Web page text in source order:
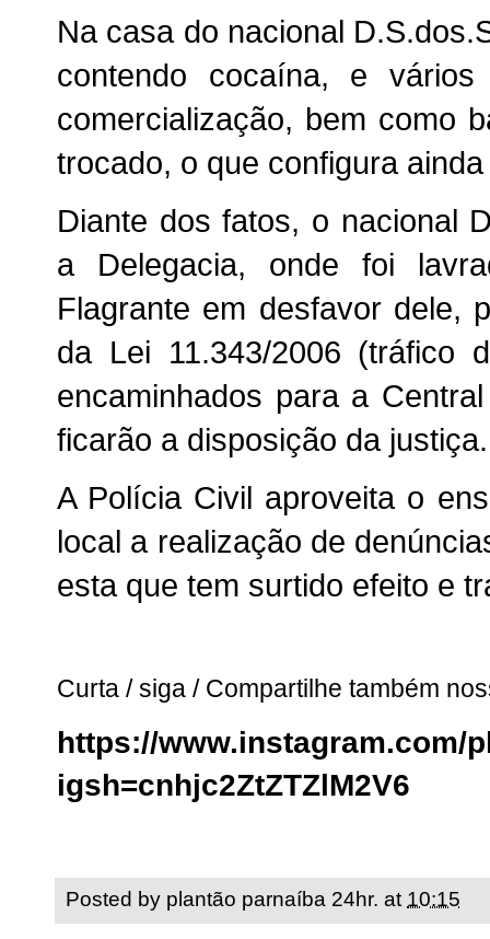
Na casa do nacional
contendo cocaína, e
comercialização, bem como
trocado, o que configura
Diante dos fatos, o nacional
a Delegacia, onde foi
Flagrante em desfavor dele,
da Lei 11.343/2006 (tráfico
encaminhados para a
ficarão a disposição da
A Polícia Civil aproveita o
local a realização de
esta que tem surtido efeito e
Curta / siga / Compartilhe também
https://www.instagram.com/
igsh=cnhjc2ZtZTZlM2V6
Posted by plantão parnaíba 24hr. at 10:15